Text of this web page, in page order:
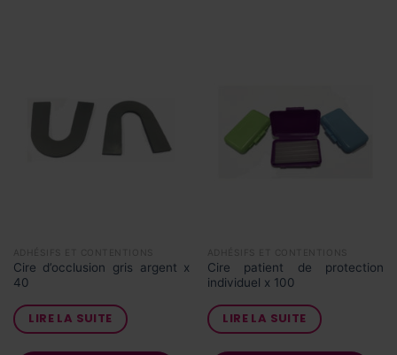
ADHÉSIFS ET CONTENTIONS
Cire d’occlusion gris argent x
40
LIRE LA SUITE
ADHÉSIFS ET CONTENTIONS
Cire patient de protection
individuel x 100
LIRE LA SUITE